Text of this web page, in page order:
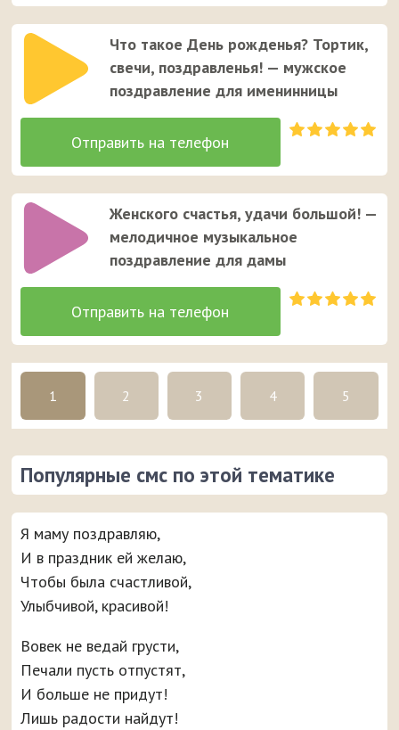
Что такое День рожденья? Тортик,
свечи, поздравленья! — мужское
поздравление для именинницы
Женского счастья, удачи большой! —
мелодичное музыкальное
поздравление для дамы
1 2 3 4 5
Популярные смс по этой тематике
Я маму поздравляю,
И в праздник ей желаю,
Чтобы была счастливой,
Улыбчивой, красивой!
Вовек не ведай грусти,
Печали пусть отпустят,
И больше не придут!
Лишь радости найдут!